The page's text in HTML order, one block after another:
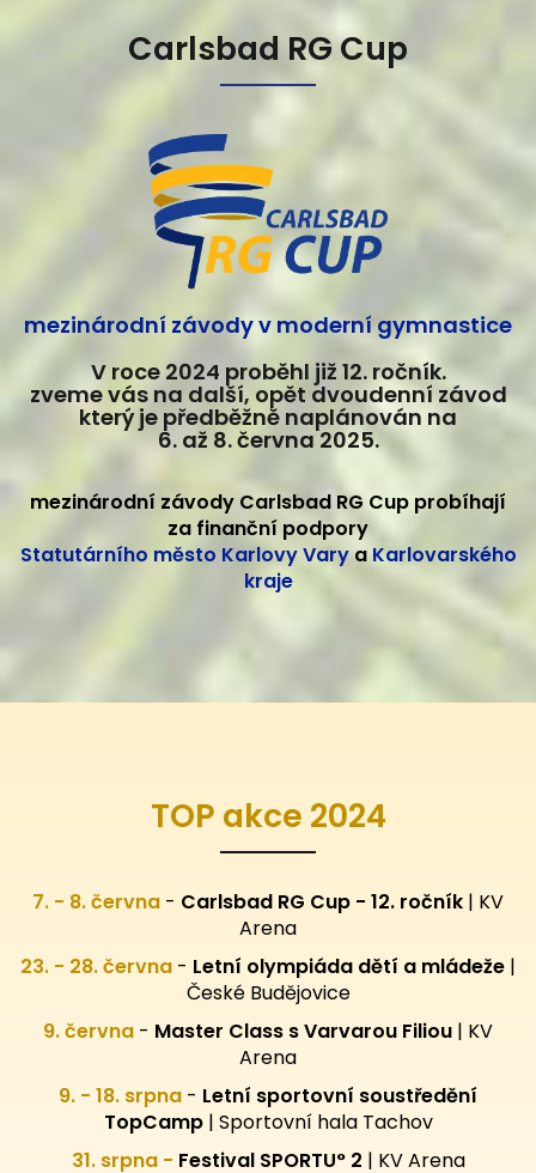
Carlsbad RG Cup
mezinárodní závody v moderní gymnastice
V roce 2024 proběhl již 12. ročník.
zveme vás na další, opět dvoudenní závod
který je předběžně naplánován na
6. až 8. června 2025.
mezinárodní závody Carlsbad RG Cup probíhají
za finanční podpory
Statutárního město Karlovy Varya Karlovarského
kraje
TOP akce 2024
7. - 8. června - Carlsbad RG Cup - 12. ročník | KV
Arena
23. - 28. června - Letní olympiáda dětí a mládeže |
České Budějovice
9. června - Master Class s Varvarou Filiou | KV
Arena
9. - 18. srpna - Letní sportovní soustředění
TopCamp| Sportovní hala Tachov
31. srpna - Festival SPORTU° 2 | KV Arena